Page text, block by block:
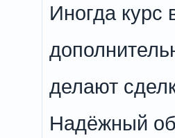
Иногда курс
делают
Надёжный